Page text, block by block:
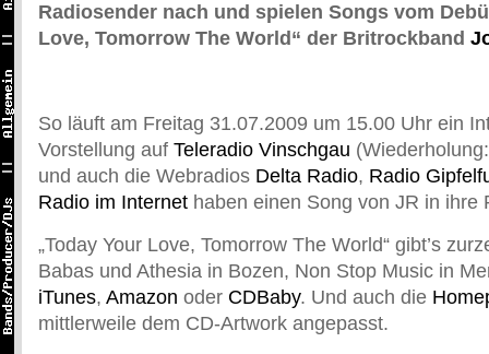
Radiosender nach und spielen Songs vom
Love, Tomorrow The World“ der Britrockband
So läuft am Freitag 31.07.2009 um 15.00 Uhr ein
Vorstellung auf Teleradio Vinschgau
und auch die Webradios Delta Radio, Radio
Radio im Internet haben einen Song von JR in ihre
„Today Your Love, Tomorrow The World“ gibt’s
Babas und Athesia in Bozen, Non Stop Music in
iTunes, Amazon oder CDBaby. Und auch die
mittlerweile dem CD-Artwork angepasst.